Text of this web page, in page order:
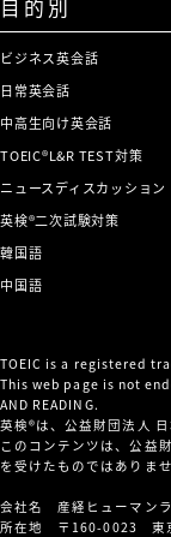
目的別
ビジネス英会話
日常英会話
中高生向け英会話
TOEIC®L&R TEST対策
ニュースディスカッション
英検®二次試験対策
韓国語
中国語
TOEIC is a registered
This web page is not
AND READING.
英検®は、公益財団法人
このコンテンツは、公益
を受けたものではありませ
会社名 産経ヒューマン
所在地 〒160-0023 東京